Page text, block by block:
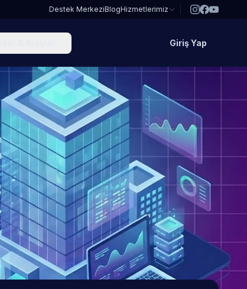
Destek MerkeziBlogHizmetlerimiz
Giriş Yap